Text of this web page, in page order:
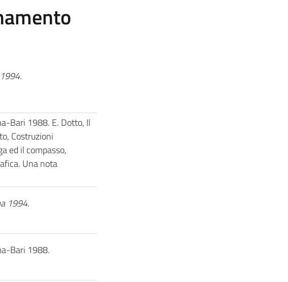
Bari 1988. E. Dotto, Il
Costruzioni
ed il compasso,
Una nota
1994.
Bari 1988.